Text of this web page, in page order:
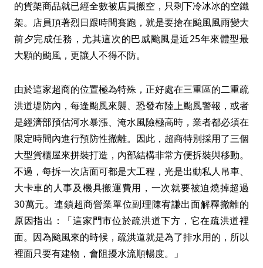
的貨架商品就已經全數被店員搬空，只剩下冷冰冰的空鐵
架。店員頂著烈日跟時間賽跑，就是要搶在颱風風雨變大
前夕完成任務，尤其這次的巴威颱風是近25年來體型最
大顆的颱風，更讓人不得不防。
由於這家超商的位置極為特殊，正好處在三重區的二重疏
洪道堤防內，每逢颱風來襲、恐發布陸上颱風警報，或者
是經濟部預估河水暴漲、淹水風險極高時，業者都必須在
限定時間內進行預防性撤離。因此，超商特別採用了三個
大型貨櫃屋來拼裝打造，內部結構非常方便拆裝與移動。
不過，每拆一次店面可都是大工程，光是出動私人吊車、
大卡車的人事及機具搬運費用，一次就要被迫燒掉超過
30萬元。連鎖超商營業單位副理陳宥謙出面解釋撤離的
原因指出：「這家門市位於疏洪道下方，它在疏洪道裡
面。因為颱風來的時候，疏洪道就是為了排水用的，所以
裡面只要有建物，會阻擾水流順暢度。」